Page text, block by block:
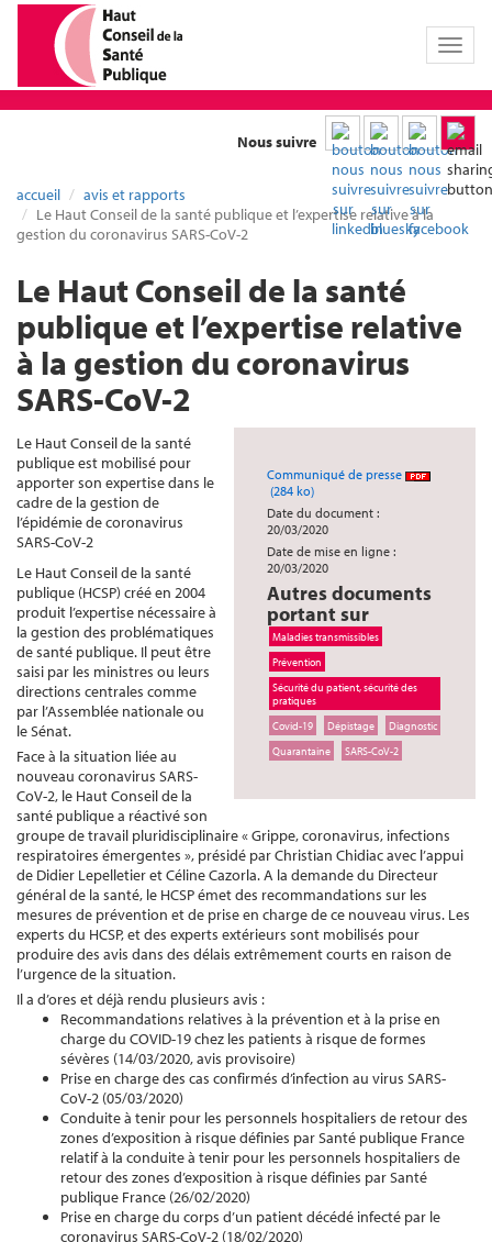
Toggle
Nous suivre
accueil
avis et rapports
Le Haut Conseil de la santé publique et l’expertise relative à la
gestion du coronavirus SARS-CoV-2
Le Haut Conseil de la santé
publique et l’expertise relative
à la gestion du coronavirus
SARS-CoV-2
Communiqué de presse
(284 ko)
Date du document :
20/03/2020
Date de mise en ligne :
20/03/2020
Autres documents
portant sur
Maladies transmissibles
Prévention
Sécurité du patient, sécurité des
pratiques
Covid-19
Dépistage
Diagnostic
Quarantaine
SARS-CoV-2
Le Haut Conseil de la santé
publique est mobilisé pour
apporter son expertise dans le
cadre de la gestion de
l’épidémie de coronavirus
SARS-CoV-2
Le Haut Conseil de la santé
publique (HCSP) créé en 2004
produit l’expertise nécessaire à
la gestion des problématiques
de santé publique. Il peut être
saisi par les ministres ou leurs
directions centrales comme
par l’Assemblée nationale ou
le Sénat.
Face à la situation liée au
nouveau coronavirus SARS-
CoV-2, le Haut Conseil de la
santé publique a réactivé son
groupe de travail pluridisciplinaire « Grippe, coronavirus, infections
respiratoires émergentes », présidé par Christian Chidiac avec l’appui
de Didier Lepelletier et Céline Cazorla. A la demande du Directeur
général de la santé, le HCSP émet des recommandations sur les
mesures de prévention et de prise en charge de ce nouveau virus. Les
experts du HCSP, et des experts extérieurs sont mobilisés pour
produire des avis dans des délais extrêmement courts en raison de
l’urgence de la situation.
Il a d’ores et déjà rendu plusieurs avis :
Recommandations relatives à la prévention et à la prise en
charge du COVID-19 chez les patients à risque de formes
sévères (14/03/2020, avis provisoire)
Prise en charge des cas confirmés d’infection au virus SARS-
CoV-2 (05/03/2020)
Conduite à tenir pour les personnels hospitaliers de retour des
zones d’exposition à risque définies par Santé publique France
relatif à la conduite à tenir pour les personnels hospitaliers de
retour des zones d’exposition à risque définies par Santé
publique France (26/02/2020)
Prise en charge du corps d’un patient décédé infecté par le
coronavirus SARS-CoV-2 (18/02/2020)